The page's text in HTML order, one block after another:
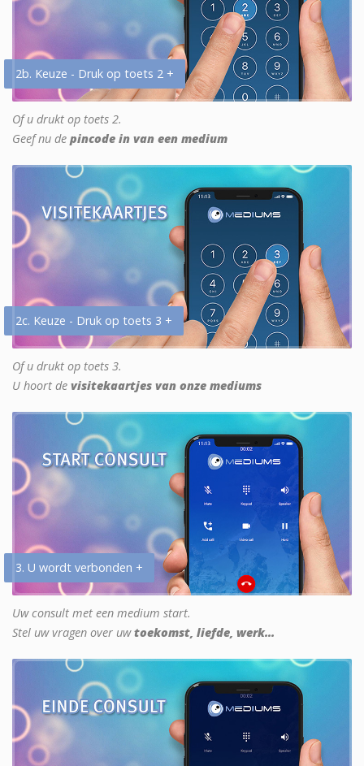
2b. Keuze - Druk op toets 2 +
Of u drukt op toets 2.
Geef nu de pincode in van een medium
2c. Keuze - Druk op toets 3 +
Of u drukt op toets 3.
U hoort de visitekaartjes van onze mediums
3. U wordt verbonden +
Uw consult met een medium start.
Stel uw vragen over uwtoekomst, liefde, werk...